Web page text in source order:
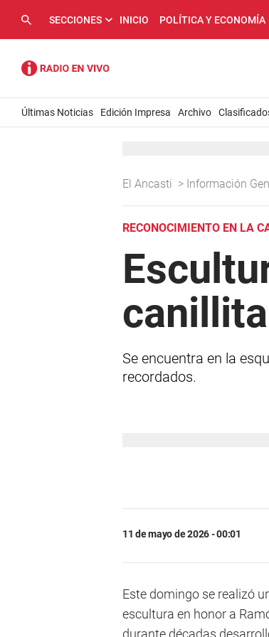
SECCIONES INICIO POLÍTICA Y ECONOMÍA
Últimas Noticias Edición Impresa Archivo
El Ancasti > Información
RECONOCIMIENTO EN LA
Se encuentra en la
recordados.
11 de mayo de 2026 - 00:01
Este domingo se realizó
escultura en honor a
durante décadas